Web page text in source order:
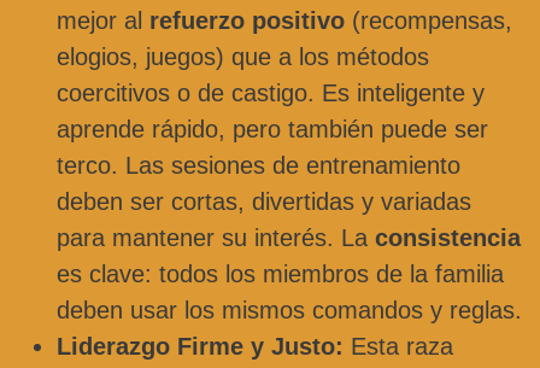
mejor al refuerzo positivo (recompensas,
elogios, juegos) que a los métodos
coercitivos o de castigo. Es inteligente y
aprende rápido, pero también puede ser
terco. Las sesiones de entrenamiento
deben ser cortas, divertidas y variadas
para mantener su interés. La consistencia
es clave: todos los miembros de la familia
deben usar los mismos comandos y reglas.
Liderazgo Firme y Justo: Esta raza